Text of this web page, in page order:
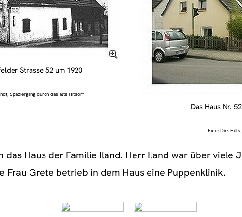
Strasse 52 um 1920
Spaziergang durch das alte Hitdorf
Das Haus Nr.
Foto: Dirk
das Haus der Familie Iland. Herr Iland war über viele
Frau Grete betrieb in dem Haus eine Puppenklinik.